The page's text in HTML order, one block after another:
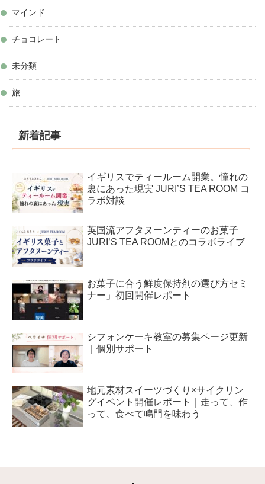
マインド
チョコレート
未分類
旅
新着記事
イギリスでティールーム開業。憧れの
裏にあった現実 JURI’S TEA ROOM コ
ラボ対談
英国流アフタヌーンティーのお菓子
JURI’S TEA ROOMとのコラボライブ
お菓子に合う鮮度保持剤の選び方セミ
ナー」初回開催レポート
シフォンケーキ教室の募集ページ更新
｜個別サポート
地元素材スイーツづくり×サイクリン
グイベント開催レポート｜走って、作
って、食べて鳴門を味わう